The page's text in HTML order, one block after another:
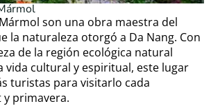
son una obra maestra del
la naturaleza otorgó a Da Nang. Con
de la región ecológica natural
vida cultural y espiritual, este lugar
turistas para visitarlo cada
primavera.